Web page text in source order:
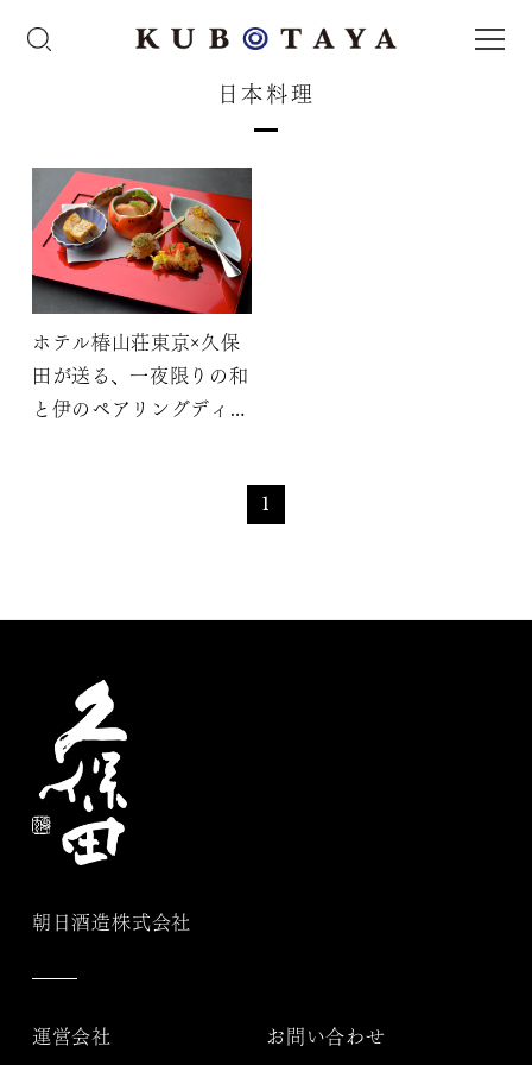
日本料理
ホテル椿山荘東京×久保
田が送る、一夜限りの和
と伊のペアリングディナ
1
朝日酒造株式会社
運営会社 お問い合わせ